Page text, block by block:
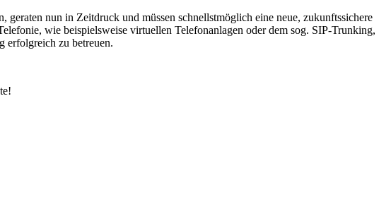
nun in Zeitdruck und müssen schnellstmöglich eine neue, zukunftssichere
wie beispielsweise virtuellen Telefonanlagen oder dem sog. SIP-Trunking,
erfolgreich zu betreuen.